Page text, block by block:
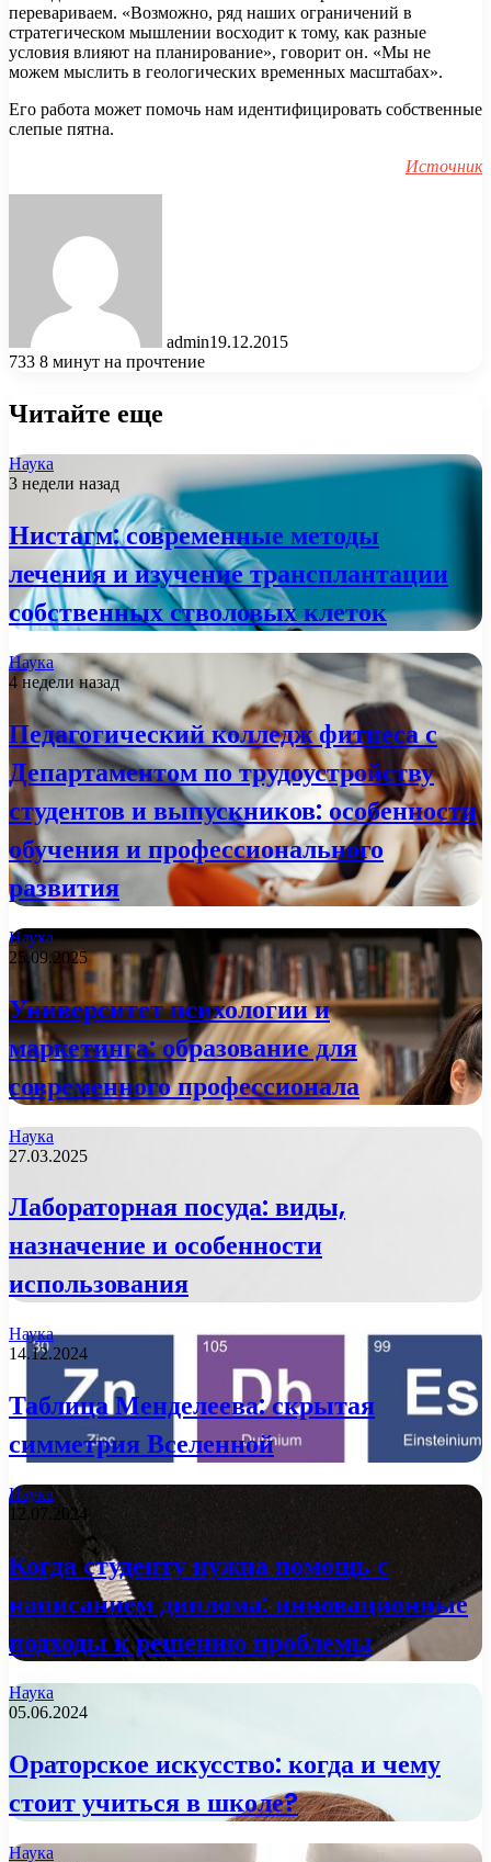
перевариваем. «Возможно, ряд наших ограничений в
стратегическом мышлении восходит к тому, как разные
условия влияют на планирование», говорит он. «Мы не
можем мыслить в геологических временных масштабах».
Его работа может помочь нам идентифицировать собственные
слепые пятна.
Источник
admin19.12.2015
733 8 минут на прочтение
Читайте еще
Наука
3 недели назад
Нистагм: современные методы
лечения и изучение трансплантации
собственных стволовых клеток
Наука
4 недели назад
Педагогический колледж фитнеса с
Департаментом по трудоустройству
студентов и выпускников: особенности
обучения и профессионального
развития
Наука
25.09.2025
Университет психологии и
маркетинга: образование для
современного профессионала
Наука
27.03.2025
Лабораторная посуда: виды,
назначение и особенности
использования
Наука
14.12.2024
Таблица Менделеева: скрытая
симметрия Вселенной
Наука
12.07.2024
Когда студенту нужна помощь с
написанием диплома: инновационные
подходы к решению проблемы
Наука
05.06.2024
Ораторское искусство: когда и чему
стоит учиться в школе?
Наука